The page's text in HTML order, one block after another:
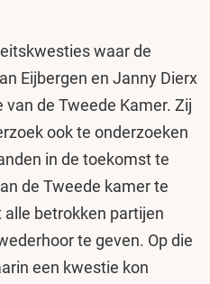
waar de
Eijbergen en Janny Dierx
de Tweede Kamer. Zij
ook te onderzoeken
in de toekomst te
de Tweede kamer te
betrokken partijen
te geven. Op die
een kwestie kon